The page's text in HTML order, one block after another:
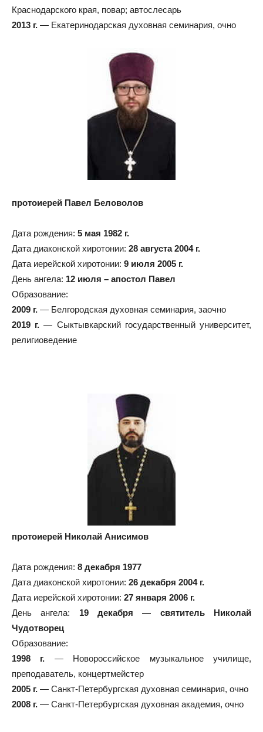
Краснодарского края, повар; автослесарь
2013 г. — Екатеринодарская духовная семинария, очно
протоиерей Павел Беловолов
Дата рождения: 5 мая 1982 г.
Дата диаконской хиротонии: 28 августа 2004 г.
Дата иерейской хиротонии: 9 июля 2005 г.
День ангела: 12 июля – апостол Павел
Образование:
2009 г. — Белгородская духовная семинария, заочно
2019 г. — Сыктывкарский государственный университет,
религиоведение
протоиерей Николай Анисимов
Дата рождения: 8 декабря 1977
Дата диаконской хиротонии: 26 декабря 2004 г.
Дата иерейской хиротонии: 27 января 2006 г.
День ангела: 19 декабря — святитель Николай
Чудотворец
Образование:
1998 г. — Новороссийское музыкальное училище,
преподаватель, концертмейстер
2005 г. — Санкт-Петербургская духовная семинария, очно
2008 г. — Санкт-Петербургская духовная академия, очно